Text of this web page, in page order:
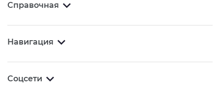
Справочная
Навигация
Соцсети